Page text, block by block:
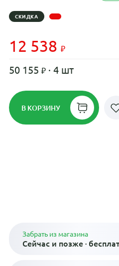
СКИДКА
12 538
50 155 · 4 шт
В КОРЗИНУ
Забрать из магазина
Сейчас и позже ·